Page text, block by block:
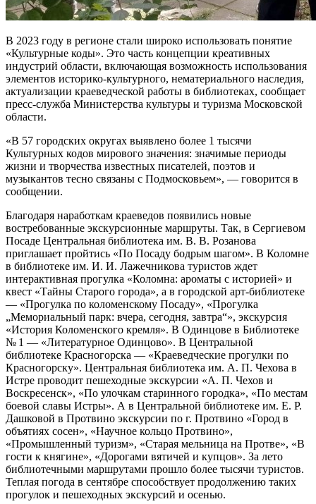
В 2023 году в регионе стали широко использовать понятие
«Культурные коды». Это часть концепции креативных
индустрий области, включающая возможность использования
элементов историко-культурного, нематериального наследия,
актуализации краеведческой работы в библиотеках, сообщает
пресс-служба Министерства культуры и туризма Московской
области.
«В 57 городских округах выявлено более 1 тысячи
Культурных кодов мирового значения: значимые периоды
жизни и творчества известных писателей, поэтов и
музыкантов тесно связаны с Подмосковьем», — говорится в
сообщении.
Благодаря наработкам краеведов появились новые
востребованные экскурсионные маршруты. Так, в Сергиевом
Посаде Центральная библиотека им. В. В. Розанова
приглашает пройтись «По Посаду бодрым шагом». В Коломне
в библиотеке им. И. И. Лажечникова туристов ждет
интерактивная прогулка «Коломна: ароматы с историей» и
квест «Тайны Старого города», а в городской арт-библиотеке
— «Прогулка по коломенскому Посаду», «Прогулка
„Мемориальный парк: вчера, сегодня, завтра“», экскурсия
«История Коломенского кремля». В Одинцове в Библиотеке
№ 1 — «Литературное Одинцово». В Центральной
библиотеке Красногорска — «Краеведческие прогулки по
Красногорску». Центральная библиотека им. А. П. Чехова в
Истре проводит пешеходные экскурсии «А. П. Чехов и
Воскресенск», «По улочкам старинного городка», «По местам
боевой славы Истры». А в Центральной библиотеке им. Е. Р.
Дашковой в Протвино экскурсии по г. Протвино «Город в
объятиях сосен», «Научное кольцо Протвино»,
«Промышленный туризм», «Старая мельница на Протве», «В
гости к княгине», «Дорогами вятичей и купцов». За лето
библиотечными маршрутами прошло более тысячи туристов.
Теплая погода в сентябре способствует продолжению таких
прогулок и пешеходных экскурсий и осенью.